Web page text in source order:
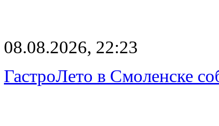
08.08.2026, 22:23
ГастроЛето в Смоленске